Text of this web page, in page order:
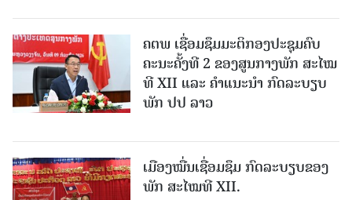
ຄຕພ ເຊື່ອມຊຶມມະຕິກອງປະຊຸມຄົບ
ຄະນະຄັ້ງທີ 2 ຂອງສູນກາງພັກ ສະໄໝ
ທີ XII ແລະ ຄໍາແນະນໍາ ກົດລະບຽບ
ພັກ ປປ ລາວ
ເມືອງ​ໝື່ນເຊື່ອມຊຶມ ກົດລະບຽບຂອງ
ພັກ ສະໄໝທີ XII.